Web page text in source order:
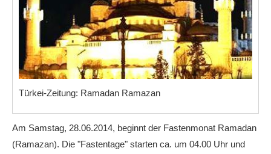
Türkei-Zeitung: Ramadan Ramazan
Am Samstag, 28.06.2014, beginnt der Fastenmonat Ramadan
(Ramazan). Die "Fastentage" starten ca. um 04.00 Uhr und